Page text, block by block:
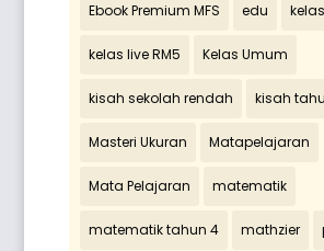
Ebook Premium MFS edu
kelas live RM5 Kelas Umum
kisah sekolah rendah kisah
Masteri Ukuran Matapelajaran
Mata Pelajaran matematik
matematik tahun 4 mathzier